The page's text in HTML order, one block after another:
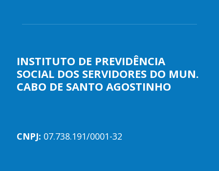
INSTITUTO DE PREVIDÊNCIA
SOCIAL DOS SERVIDORES DO MUN.
CABO DE SANTO AGOSTINHO
CNPJ: 07.738.191/0001-32